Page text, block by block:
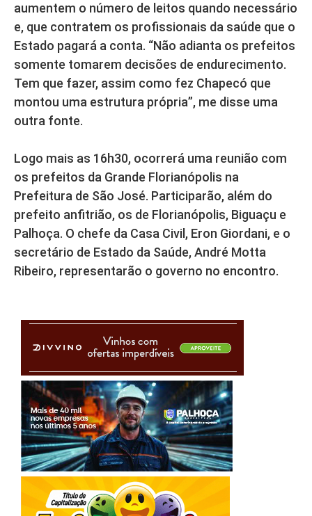
aumentem o número de leitos quando necessário
e, que contratem os profissionais da saúde que o
Estado pagará a conta. “Não adianta os prefeitos
somente tomarem decisões de endurecimento.
Tem que fazer, assim como fez Chapecó que
montou uma estrutura própria”, me disse uma
outra fonte.
Logo mais as 16h30, ocorrerá uma reunião com
os prefeitos da Grande Florianópolis na
Prefeitura de São José. Participarão, além do
prefeito anfitrião, os de Florianópolis, Biguaçu e
Palhoça. O chefe da Casa Civil, Eron Giordani, e o
secretário de Estado da Saúde, André Motta
Ribeiro, representarão o governo no encontro.